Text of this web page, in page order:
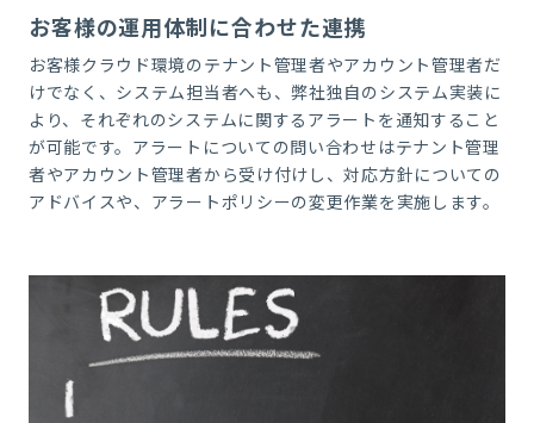
お客様の運用体制に合わせた連携
お客様クラウド環境のテナント管理者やアカウント管理者だ
けでなく、システム担当者へも、弊社独自のシステム実装に
より、 それぞれのシステムに関するアラートを通知すること
が可能です。アラートについての問い合わせはテナント管理
者やアカウント管理者から受け付けし、対応方針についての
アドバイスや、アラートポリシーの変更作業を実施します。